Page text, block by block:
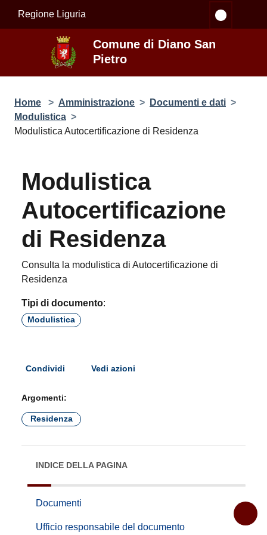
Regione Liguria
Comune di Diano San
Pietro
Home > Amministrazione > Documenti e dati >
Modulistica >
Modulistica Autocertificazione di Residenza
Modulistica
Autocertificazione
di Residenza
Consulta la modulistica di Autocertificazione di
Residenza
Tipi di documento:
Modulistica
Condividi Vedi azioni
Argomenti:
Residenza
INDICE DELLA PAGINA
Documenti
Ufficio responsabile del documento